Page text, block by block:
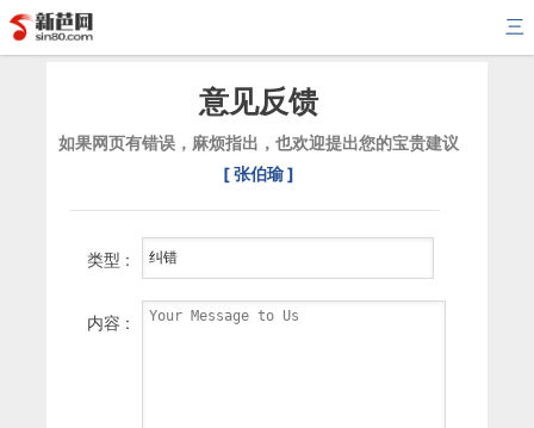
三
意见反馈
如果网页有错误，麻烦指出，也欢迎提出您的宝贵建议
[ 张伯瑜 ]
类型 :
内容 :